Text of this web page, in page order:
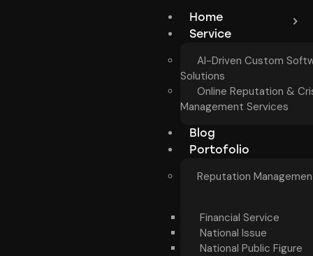
Home
Service
AI-Driven Custom
Solutions
Online Reputation &
Management Services
Blog
Portofolio
Reputation
Financial Service
National Issue
National Public Figure